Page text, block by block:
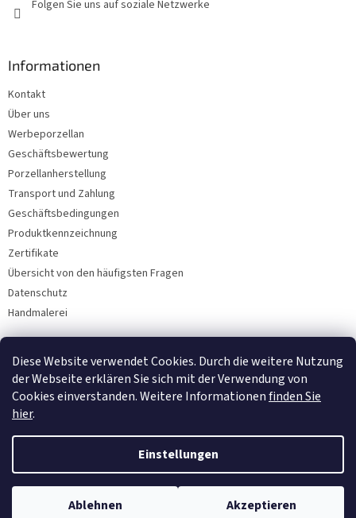
Diese Website verwendet Cookies. Durch die weitere Nutzung
der Webseite erklären Sie sich mit der Verwendung von
Cookies einverstanden. Weitere Informationenfinden Sie
hier.
Einstellungen
Ablehnen Akzeptieren
Folgen Sie uns auf soziale Netzwerke
Informationen
Kontakt
Über uns
Werbeporzellan
Geschäftsbewertung
Porzellanherstellung
Transport und Zahlung
Geschäftsbedingungen
Produktkennzeichnung
Zertifikate
Übersicht von den häufigsten Fragen
Datenschutz
Handmalerei
Facebook
Copyright 2026Bohemia Porzellan 1987 . Alle Rechte vorbehalten.